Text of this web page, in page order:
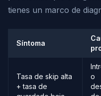
tienes un marco de
Síntoma
Tasa de skip alta
+ tasa de
o